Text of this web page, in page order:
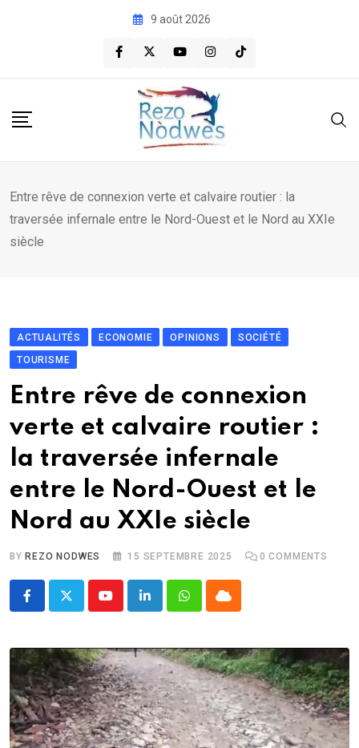
9 août 2026
Entre rêve de connexion verte et calvaire routier : la
traversée infernale entre le Nord-Ouest et le Nord au XXIe
siècle
ACTUALITÉS ECONOMIE OPINIONS
SOCIÉTÉ
TOURISME
Entre rêve de connexion
verte et calvaire routier :
la traversée infernale
entre le Nord-Ouest et le
Nord au XXIe siècle
BY REZO NODWES 15 SEPTEMBRE 2025 0 COMMENTS
YoutubeLinkedInWhatsappCloud